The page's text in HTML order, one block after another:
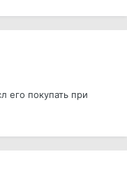
его покупать при